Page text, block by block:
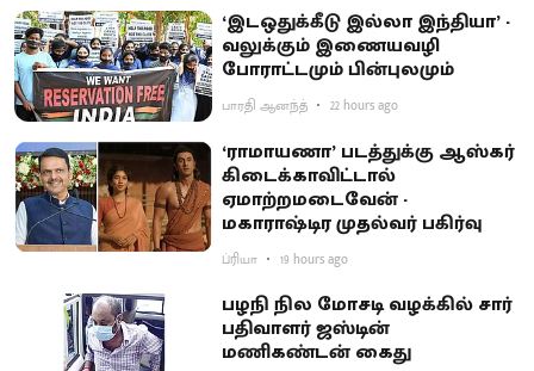
‘இடஒதுக்கீடு இல்லா இந்தியா’ -
வலுக்கும் இணையவழி
போராட்டமும் பின்புலமும்
பாரதி ஆனந்த் 22 hours ago
‘ராமாயணா’ படத்துக்கு ஆஸ்கர்
கிடைக்காவிட்டால்
ஏமாற்றமடைவேன் -
மகாராஷ்டிர முதல்வர் பகிர்வு
ப்ரியா 19 hours ago
பழநி நில மோசடி வழக்கில் சார்
பதிவாளர் ஜஸ்டின்
மணிகண்டன் கைது